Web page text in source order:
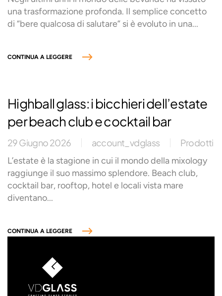
una trasformazione profonda. Il semplice concetto
di “bere qualcosa di salutare” si è evoluto in una...
CONTINUA A LEGGERE
Highball glass: i bicchieri dell’estate
per beach club e cocktail bar
29 Giugno 2026 account_vdglass Prodotti
L’estate è la stagione in cui il mondo della mixology
raggiunge il suo massimo splendore. Beach club,
cocktail bar, rooftop, hotel e locali vista mare
diventano...
CONTINUA A LEGGERE